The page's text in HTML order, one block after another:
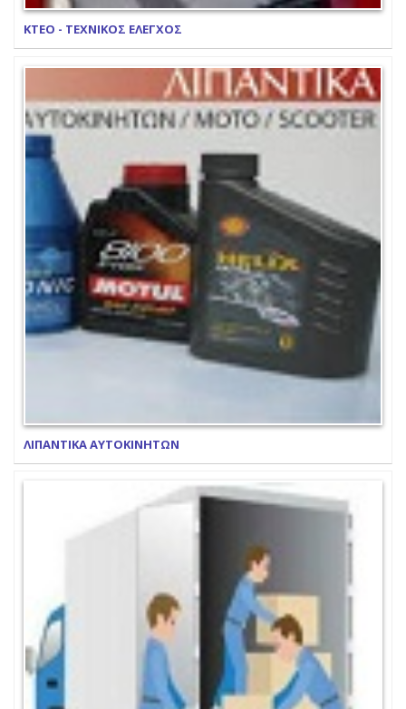
ΚΤΕΟ - ΤΕΧΝΙΚΟΣ ΕΛΕΓΧΟΣ
ΛΙΠΑΝΤΙΚΑ ΑΥΤΟΚΙΝΗΤΩΝ